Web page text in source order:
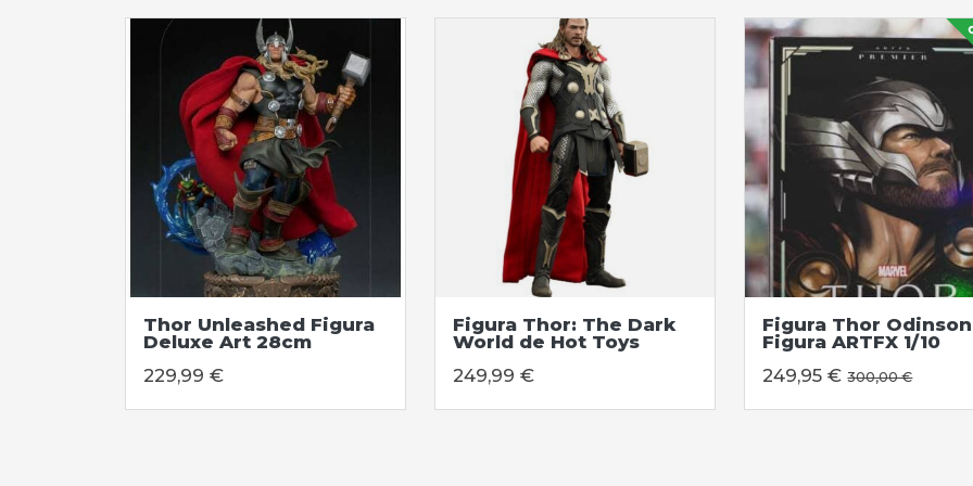
Thor Unleashed Figura
Deluxe Art 28cm
229,99 €
Figura Thor: The Dark
World de Hot Toys
249,99 €
Figura Thor Odinson
Figura ARTFX 1/10
249,95 €300,00 €